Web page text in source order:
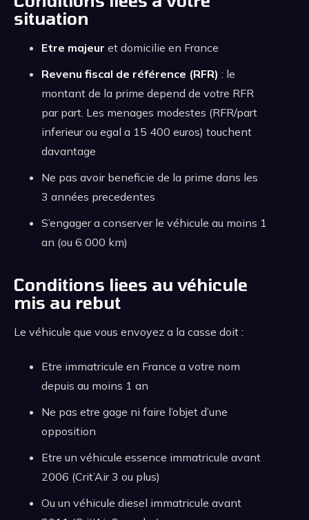
situation
Etre majeur et domicilie en France
Revenu fiscal de référence (RFR) : le
montant de la prime depend de votre RFR
par part. Les menages modestes (RFR/part
inferieur ou egal a 15 400 euros) touchent
davantage
Ne pas avoir beneficie de la prime dans les
3 années precedentes
S’engager a conserver le véhicule au moins 1
an (ou 6 000 km)
Conditions liees au véhicule
mis au rebut
Le véhicule que vous envoyez a la casse doit :
Etre immatricule en France a votre nom
depuis au moins 1 an
Ne pas etre gage ni faire l’objet d’une
opposition
Etre un véhicule essence immatricule avant
2006 (Crit’Air 3 ou plus)
Ou un véhicule diesel immatricule avant